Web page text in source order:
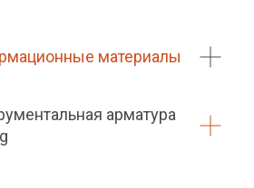
материалы
арматура